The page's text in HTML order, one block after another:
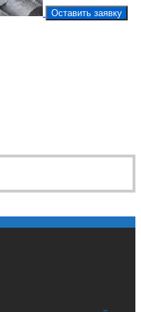
Оставить заявку